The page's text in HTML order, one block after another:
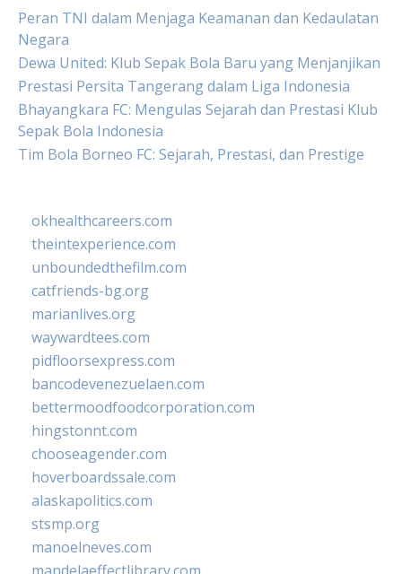
Peran TNI dalam Menjaga Keamanan dan Kedaulatan
Negara
Dewa United: Klub Sepak Bola Baru yang Menjanjikan
Prestasi Persita Tangerang dalam Liga Indonesia
Bhayangkara FC: Mengulas Sejarah dan Prestasi Klub
Sepak Bola Indonesia
Tim Bola Borneo FC: Sejarah, Prestasi, dan Prestige
okhealthcareers.com
theintexperience.com
unboundedthefilm.com
catfriends-bg.org
marianlives.org
waywardtees.com
pidfloorsexpress.com
bancodevenezuelaen.com
bettermoodfoodcorporation.com
hingstonnt.com
chooseagender.com
hoverboardssale.com
alaskapolitics.com
stsmp.org
manoelneves.com